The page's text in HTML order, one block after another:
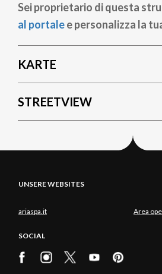
Sei proprietario di questa
al portalee personalizza la
KARTE
STREETVIEW
UNSERE WEBSITES
ariaspa.it Area
SOCIAL